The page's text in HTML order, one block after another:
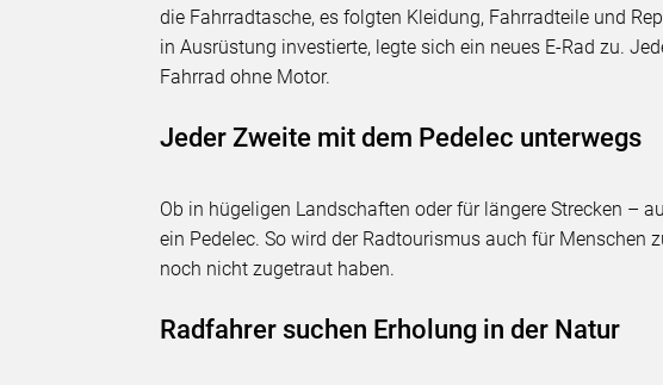
die Fahrradtasche, es folgten Kleidung, Fahrradteile und
in Ausrüstung investierte, legte sich ein neues E-Rad zu.
Fahrrad ohne Motor.
Jeder Zweite mit dem Pedelec unterwegs
Ob in hügeligen Landschaften oder für längere Strecken –
ein Pedelec. So wird der Radtourismus auch für Menschen
noch nicht zugetraut haben.
Radfahrer suchen Erholung in der Natur